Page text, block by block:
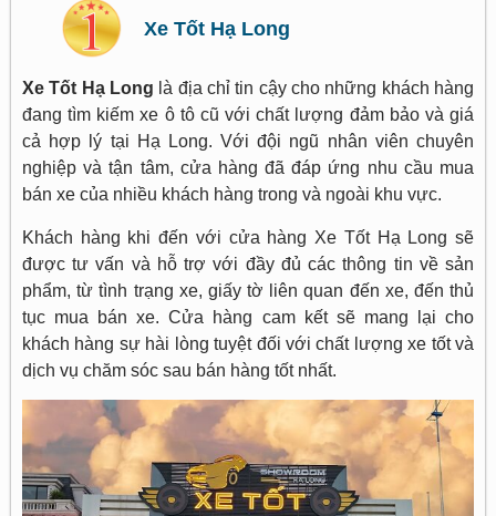
Xe Tốt Hạ Long
Xe Tốt Hạ Long là địa chỉ tin cậy cho những khách hàng
đang tìm kiếm xe ô tô cũ với chất lượng đảm bảo và giá
cả hợp lý tại Hạ Long. Với đội ngũ nhân viên chuyên
nghiệp và tận tâm, cửa hàng đã đáp ứng nhu cầu mua
bán xe của nhiều khách hàng trong và ngoài khu vực.
Khách hàng khi đến với cửa hàng Xe Tốt Hạ Long sẽ
được tư vấn và hỗ trợ với đầy đủ các thông tin về sản
phẩm, từ tình trạng xe, giấy tờ liên quan đến xe, đến thủ
tục mua bán xe. Cửa hàng cam kết sẽ mang lại cho
khách hàng sự hài lòng tuyệt đối với chất lượng xe tốt và
dịch vụ chăm sóc sau bán hàng tốt nhất.